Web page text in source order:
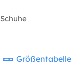
Größentabelle